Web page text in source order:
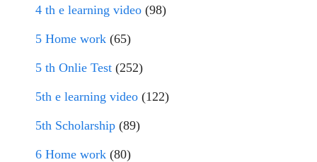
4 th e learning video (98)
5 Home work (65)
5 th Onlie Test (252)
5th e learning video (122)
5th Scholarship (89)
6 Home work (80)